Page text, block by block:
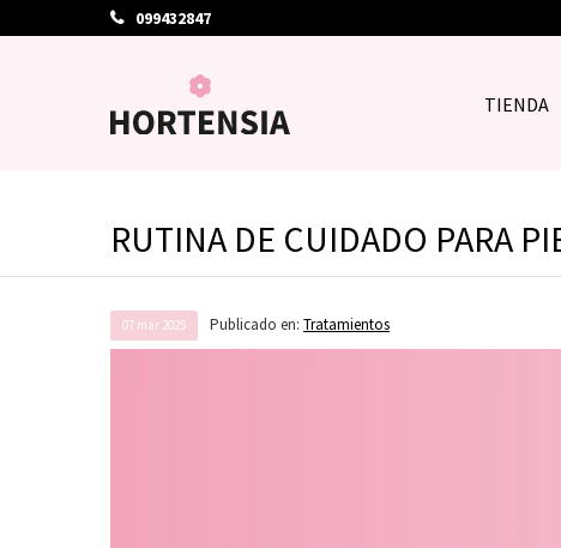
TIENDA
099432847
RUTINA DE CUIDADO PARA
07 mar 2025 Publicado en: Tratamientos